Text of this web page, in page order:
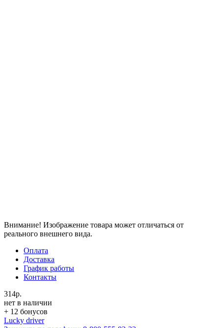
Внимание! Изображение товара может отличаться от
реального внешнего вида.
Оплата
Доставка
График работы
Контакты
314р.
нет в наличии
+ 12 бонусов
Lucky driver